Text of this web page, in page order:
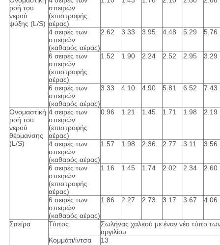
ροή του
νερού
ψύξης (L/S)
σπειρών
(επιστροφής
αέρας)
4 σειρές των
σπειρών
(καθαρός αέρας)
2.62 3.33 3.95 4.48 5.29 5.76
6 σειρές των
σπειρών
(επιστροφής
αέρας)
1.52 1.90 2.24 2.52 2.95 3.29
6 σειρές των
σπειρών
(καθαρός αέρας)
3.33 4.10 4.90 5.81 6.52 7.43
Ονομαστική
ροή του
νερού
θέρμανσης
(L/S)
4 σειρές των
σπειρών
(επιστροφής
αέρας)
0.96 1.21 1.45 1.71 1.98 2.19
4 σειρές των
σπειρών
(καθαρός αέρας)
1.57 1.98 2.36 2.77 3.11 3.56
6 σειρές των
σπειρών
(επιστροφής
αέρας)
1.16 1.45 1.74 2.02 2.34 2.60
6 σειρές των
σπειρών
(καθαρός αέρας)
1.86 2.27 2.73 3.17 3.67 4.06
Σπείρα Τύπος
Σωλήνας χαλκού με έναν νέο τύπο
αργιλίου
Κομμάτι/ίντσα
13